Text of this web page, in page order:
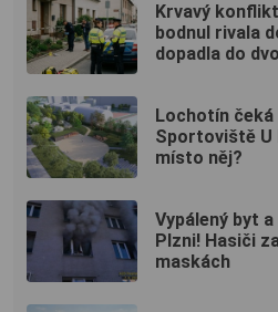
Krvavý
bodnul rivala
dopadla do
Lochotín
Sportoviště U
místo něj?
Vypálený byt
Plzni! Hasiči
maskách